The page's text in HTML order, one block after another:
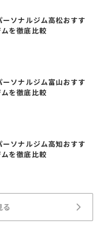
ーソナルジム高松おすす
を徹底比較
ーソナルジム富山おすす
を徹底比較
ーソナルジム高知おすす
を徹底比較
る